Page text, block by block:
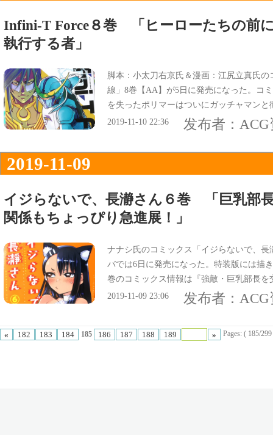
Infini-T Force８巻 「ヒーローたちの前
執行する者」
脚本：小太刀右京氏＆漫画：江尻立真氏
線」8巻【AA】が5日に発売になった。コ
を失ったポリマーはついにガッチャマンと
2019-11-10 22:36
发布者：
2019-11-09
イジらないで、長瀞さん６巻 「巨乳部
関係もちょっぴり急進展！」
ナナシ氏のコミックス「イジらないで、
バでは6日に発売になった。特装版には描
巻のコミックス情報は『強敵・巨乳部長
長瀞さんとセンパイの関係も、何だかち
2019-11-09 23:06 发布者：
« 182 183 184 185 186 187 188 189 » Pages: ( 185/